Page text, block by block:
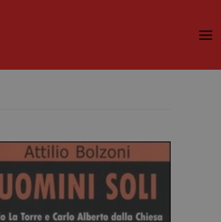
Ospiti
News & Kit
Accrediti Stampa
Rassegna Stampa
Partecipa